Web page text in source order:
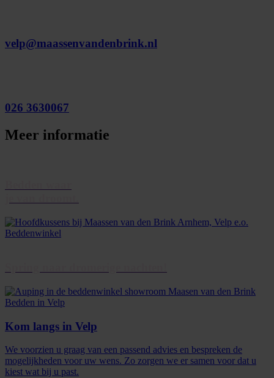
velp@maassenvandenbrink.nl
026 3630067
Meer informatie
Kom langs in Velp
We voorzien u graag van een passend advies en bespreken de
mogelijkheden voor uw wens. Zo zorgen we er samen voor dat u
kiest wat bij u past.